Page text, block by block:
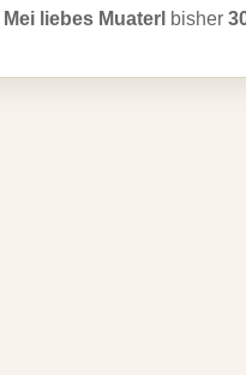
Mei liebes Muaterl bisher